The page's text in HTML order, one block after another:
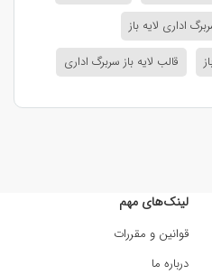
اداری لایه باز
قالب لایه باز سربرگ اداری
لینک‌های مهم
قوانین و مقررات
درباره ما